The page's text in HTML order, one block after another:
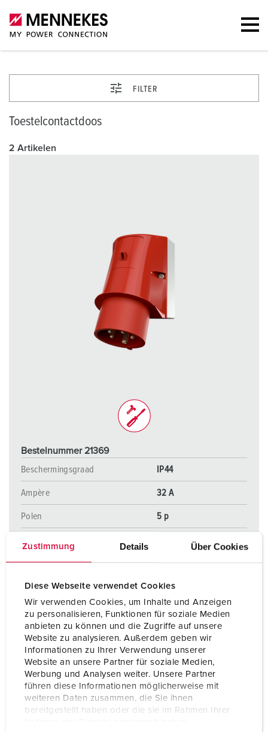
Zustimmung Details Über Cookies
Diese Webseite verwendet Cookies
Wir verwenden Cookies, um Inhalte und Anzeigen
zu personalisieren, Funktionen für soziale Medien
anbieten zu können und die Zugriffe auf unsere
Website zu analysieren. Außerdem geben wir
Informationen zu Ihrer Verwendung unserer
Website an unsere Partner für soziale Medien,
Werbung und Analysen weiter. Unsere Partner
führen diese Informationen möglicherweise mit
weiteren Daten zusammen, die Sie ihnen
bereitgestellt haben oder die sie im Rahmen Ihrer
FILTER
Toestelcontactdoos
2 Artikelen
Bestelnummer 21369
Beschermingsgraad
IP44
Ampère 32 A
Polen 5 p
Aansluittechniek schroefklemmen
Contacten
hittebestendig
binnenwerk
Contacten vernikkelde contacten
NAAR HET PRODUCT